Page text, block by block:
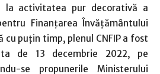
la activitatea pur decorativă a
Finanțarea Învățământului
cu puțin timp, plenul CNFIP a fost
de 13 decembrie 2022, pe
se propunerile Ministerului